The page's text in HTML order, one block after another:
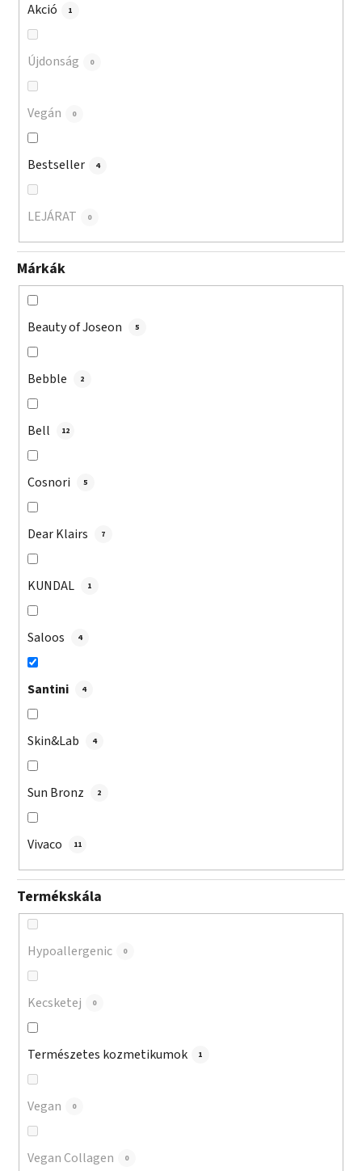
Akció 1
Újdonság 0
Vegán 0
Bestseller 4
LEJÁRAT 0
Márkák
Beauty of Joseon 5
Bebble 2
Bell 12
Cosnori 5
Dear Klairs 7
KUNDAL 1
Saloos 4
Santini 4
Skin&Lab 4
Sun Bronz 2
Vivaco 11
Termékskála
Hypoallergenic 0
Kecsketej 0
Természetes kozmetikumok 1
Vegan 0
Vegan Collagen 0